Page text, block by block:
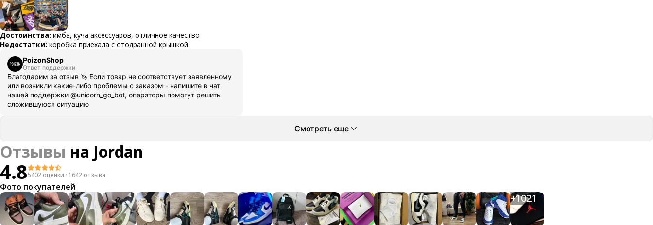
Достоинства: имба, куча аксессуаров, отличное качество
Недостатки: коробка приехала с отодранной крышкой
PoizonShop
Ответ поддержки
Благодарим за отзыв 🦄 Если товар не соответствует заявленному
или возникли какие-либо проблемы с заказом - напишите в чат
нашей поддержки @unicorn_go_bot, операторы помогут решить
сложившуюся ситуацию
Смотреть еще
Отзывы на Jordan
4.85402 оценки · 1642 отзыва
Фото покупателей
+1021